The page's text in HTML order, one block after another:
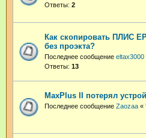
Ответы: 2
Как скопировать ПЛИС
без проэкта?
Последнее сообщение eltax3000
Ответы: 13
MaxPlus II потерял
Последнее сообщение Zaozaa «